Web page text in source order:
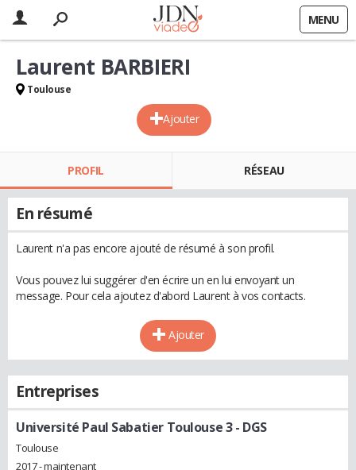
MENU
Ajouter
Laurent BARBIERI
Toulouse
PROFIL RÉSEAU
En résumé
Laurent n'a pas encore ajouté de résumé à son profil.
Vous pouvez lui suggérer d'en écrire un en lui envoyant un
message. Pour cela ajoutez d'abord Laurent à vos contacts.
Ajouter
Entreprises
Université Paul Sabatier Toulouse 3- DGS
Toulouse
2017 - maintenant